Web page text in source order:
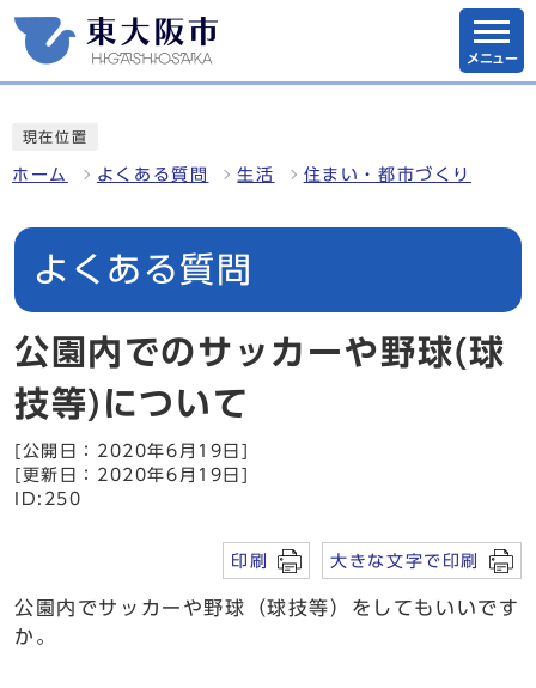
メニュー
現在位置
ホーム よくある質問 生活 住まい・都市づくり
よくある質問
公園内でのサッカーや野球(球
技等)について
[公開日：2020年6月19日]
[更新日：2020年6月19日]
ID:250
印刷 大きな文字で印刷
公園内でサッカーや野球（球技等）をしてもいいです
か。